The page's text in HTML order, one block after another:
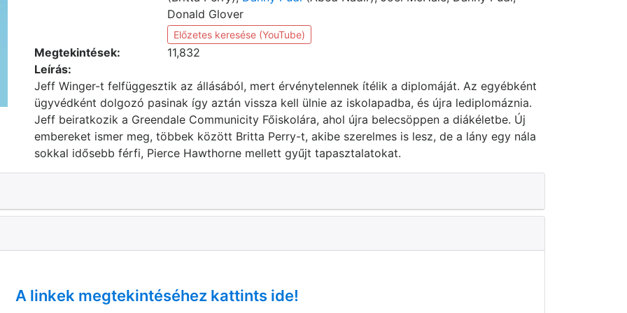
Donald Glover
Előzetes keresése (YouTube)
Megtekintések:
11,832
Leírás:
Jeff Winger-t felfüggesztik az állásából, mert érvénytelennek ítélik a diplomáját. Az egyébként
ügyvédként dolgozó pasinak így aztán vissza kell ülnie az iskolapadba, és újra lediplomáznia.
Jeff beiratkozik a Greendale Communicity Főiskolára, ahol újra belecsöppen a diákéletbe. Új
embereket ismer meg, többek között Britta Perry-t, akibe szerelmes is lesz, de a lány egy nála
sokkal idősebb férfi, Pierce Hawthorne mellett gyűjt tapasztalatokat.
A linkek megtekintéséhez kattints ide!